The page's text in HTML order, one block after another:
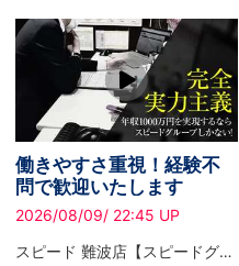
働きやすさ重視！経験不
問で歓迎いたします
2026/08/09/ 22:45 UP
スピード 難波店【スピードグループ】